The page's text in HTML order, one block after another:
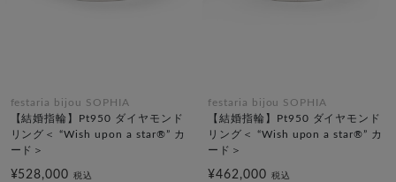
festaria bijou SOPHIA
【結婚指輪】Pt950 ダイヤモンド
リング＜ “Wish upon a star®” カ
ード＞
¥528,000税込
festaria bijou SOPHIA
【結婚指輪】Pt950 ダイヤモンド
リング＜ “Wish upon a star®” カ
ード＞
¥462,000 税込